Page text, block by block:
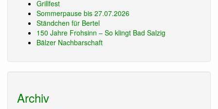
Grillfest
Sommerpause bis 27.07.2026
Ständchen für Bertel
150 Jahre Frohsinn – So klingt Bad Salzig
Bälzer Nachbarschaft
Archiv